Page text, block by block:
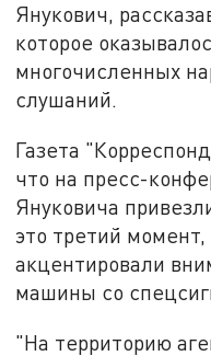
Янукович,
которое
многочисленных
слушаний.
Газета
что на пресс-
Януковича
это третий
акцентировали
машины со
"На территорию